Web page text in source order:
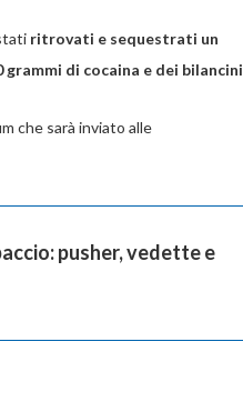
ritrovati e sequestrati un
grammi di cocaina e dei bilancini
che sarà inviato alle
pusher, vedette e